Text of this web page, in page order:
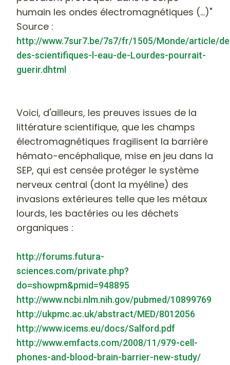
humain les ondes électromagnétiques (...)"
Source :
http://www.7sur7.be/7s7/fr/1505/Monde/article/
des-scientifiques-l-eau-de-Lourdes-pourrait-
guerir.dhtml
Voici, d'ailleurs, les preuves issues de la
littérature scientifique, que les champs
électromagnétiques fragilisent la barrière
hémato-encéphalique, mise en jeu dans la
SEP, qui est censée protéger le système
nerveux central (dont la myéline) des
invasions extérieures telle que les métaux
lourds, les bactéries ou les déchets
organiques :
http://forums.futura-
sciences.com/private.php?
do=showpm&pmid=948895
http://www.ncbi.nlm.nih.gov/pubmed/10899769
http://ukpmc.ac.uk/abstract/MED/8012056
http://www.icems.eu/docs/Salford.pdf
http://www.emfacts.com/2008/11/979-cell-
phones-and-blood-brain-barrier-new-study/